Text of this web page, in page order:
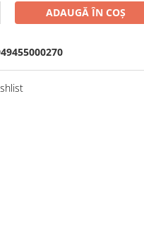
ADAUGĂ ÎN COȘ